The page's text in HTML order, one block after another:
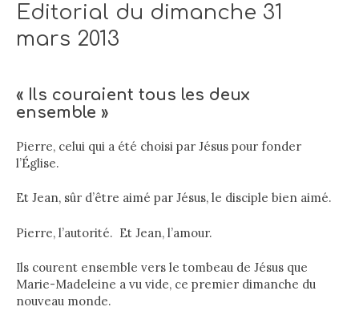
Editorial du dimanche 31
mars 2013
« Ils couraient tous les deux
ensemble »
Pierre, celui qui a été choisi par Jésus pour fonder
l’Église.
Et Jean, sûr d’être aimé par Jésus, le disciple bien aimé.
Pierre, l’autorité. Et Jean, l’amour.
Ils courent ensemble vers le tombeau de Jésus que
Marie-Madeleine a vu vide, ce premier dimanche du
nouveau monde.